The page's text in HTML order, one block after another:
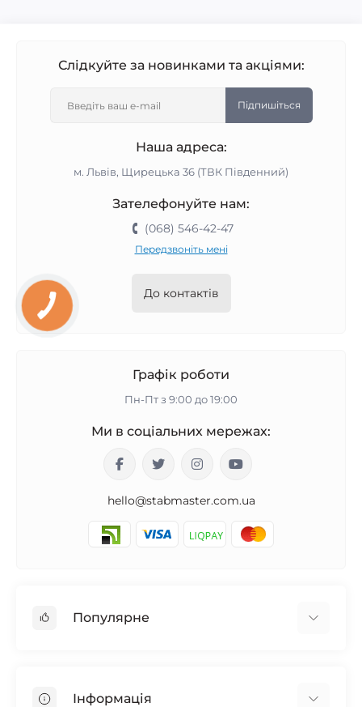
Слідкуйте за новинками та акціями:
Підпишіться
Наша адреса:
м. Львів, Щирецька 36 (ТВК Південний)
Зателефонуйте нам:
(068) 546-42-47
Передзвоніть мені
До контактів
Графік роботи
Пн-Пт з 9:00 до 19:00
Ми в соціальних мережах:
hello@stabmaster.com.ua
Популярне
Інформація